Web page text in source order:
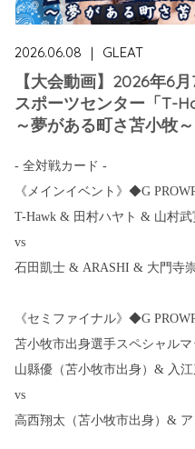
2026.06.08 ｜ GLEAT
【大会動画】2026年6
スポーツセンター「T-
～夢がある町さ苫小牧
- 全対戦カード -
《メインイベント》◆G
T-Hawk & 田村ハヤト & 山村武
vs
石田凱士 & ARASHI & 大門寺
《セミファイナル》◆G
苫小牧市出身選手スペシャルマ
山縣優（苫小牧市出身）& 入江
vs
高西翔太（苫小牧市出身）&